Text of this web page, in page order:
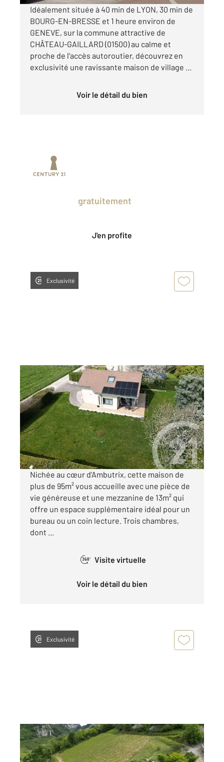
Idéalement située à 40 min de LYON, 30 min de
BOURG-EN-BRESSE et 1 heure environ de
GENEVE, sur la commune attractive de
CHÂTEAU-GAILLARD (01500) au calme et
proche de l'accès autoroutier, découvrez en
exclusivité une ravissante maison de village ...
Voir le détail du bien
gratuitement
J'en profite
Exclusivité
AMBERIEU EN BUGEY 01
95,47 m2, 5 pièces
Ref : 7886
Maison à vendre
309 900 €
Visiter le site dédié
Nichée au cœur d'Ambutrix, cette maison de
plus de 95m² vous accueille avec une pièce de
vie généreuse et une mezzanine de 13m² qui
offre un espace supplémentaire idéal pour un
bureau ou un coin lecture. Trois chambres,
dont ...
360° Visite virtuelle
Voir le détail du bien
Exclusivité
AMBERIEU EN BUGEY 01
268 m2, 9 pièces
Ref : 8712